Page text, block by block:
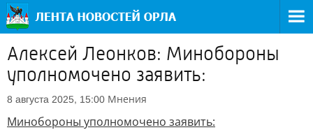
Алексей Леонков: Минобороны
уполномочено заявить:
8 августа 2025, 15:00 Мнения
Минобороны уполномочено заявить: